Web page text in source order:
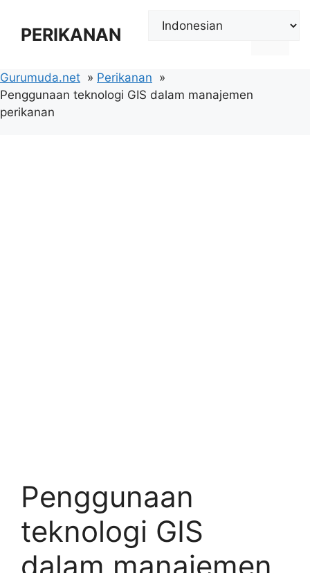
PERIKANAN
Gurumuda.net
Perikanan
Penggunaan teknologi GIS dalam manajemen
perikanan
Penggunaan
teknologi GIS
dalam manajemen